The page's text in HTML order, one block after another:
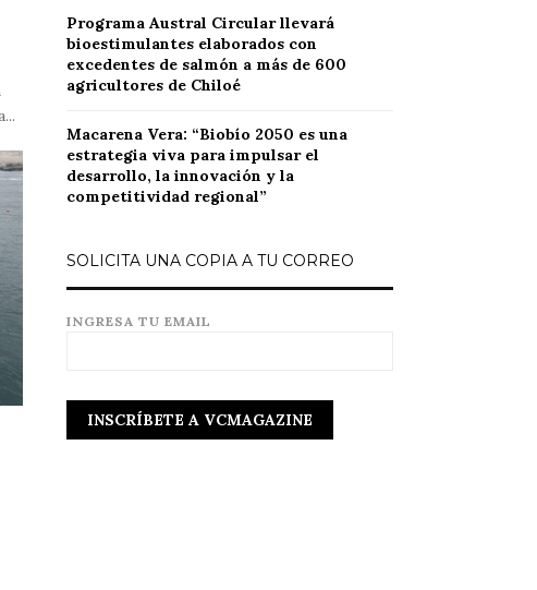
Programa Austral Circular llevará
bioestimulantes elaborados con
excedentes de salmón a más de 600
agricultores de Chiloé
Macarena Vera: “Biobío 2050 es una
estrategia viva para impulsar el
desarrollo, la innovación y la
competitividad regional”
SOLICITA UNA COPIA A TU CORREO
INGRESA TU EMAIL